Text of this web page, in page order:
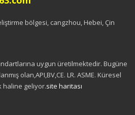
bölgesi, cangzhou, Hebei, Çin
uygun üretilmektedir. Bugüne
olan,API,BV,CE. LR. ASME. Küresel
haline geliyor.site haritası